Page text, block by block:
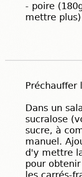
- poire
mettre plus)
Préchauffer
Dans un
sucralose
sucre, à
manuel.
d'y mettre
pour